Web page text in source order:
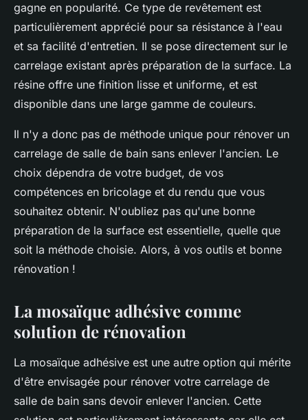
gagne en popularité. Ce type de revêtement est
particulièrement apprécié pour sa résistance à l'eau
et sa facilité d'entretien. Il se pose directement sur le
carrelage existant après préparation de la surface. La
résine offre une finition lisse et uniforme, et est
disponible dans une large gamme de couleurs.
Il n'y a donc pas de méthode unique pour rénover un
carrelage de salle de bain sans enlever l'ancien. Le
choix dépendra de votre budget, de vos
compétences en bricolage et du rendu que vous
souhaitez obtenir. N'oubliez pas qu'une bonne
préparation de la surface est essentielle, quelle que
soit la méthode choisie. Alors, à vos outils et bonne
rénovation !
La mosaïque adhésive comme
solution de rénovation
La mosaïque adhésive est une autre option qui mérite
d'être envisagée pour rénover votre carrelage de
salle de bain sans devoir enlever l'ancien. Cette